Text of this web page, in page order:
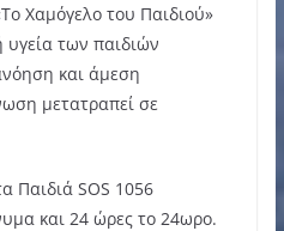
Χαμόγελο του Παιδιού»
υγεία των παιδιών
και άμεση
μετατραπεί σε
Παιδιά SOS 1056
και 24 ώρες το 24ωρο.